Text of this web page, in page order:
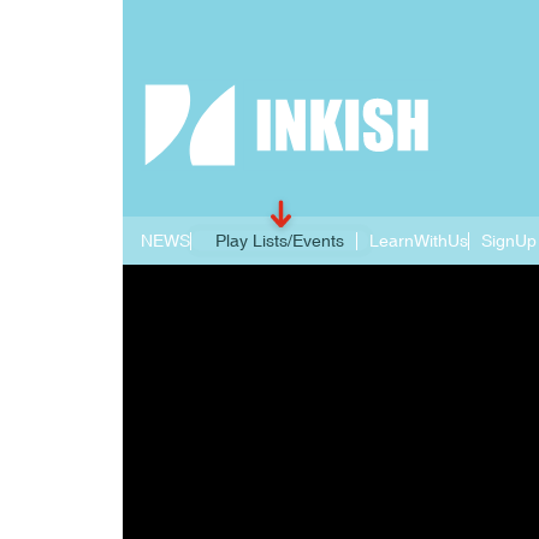
NEWS Play Lists/Events LearnWithUs